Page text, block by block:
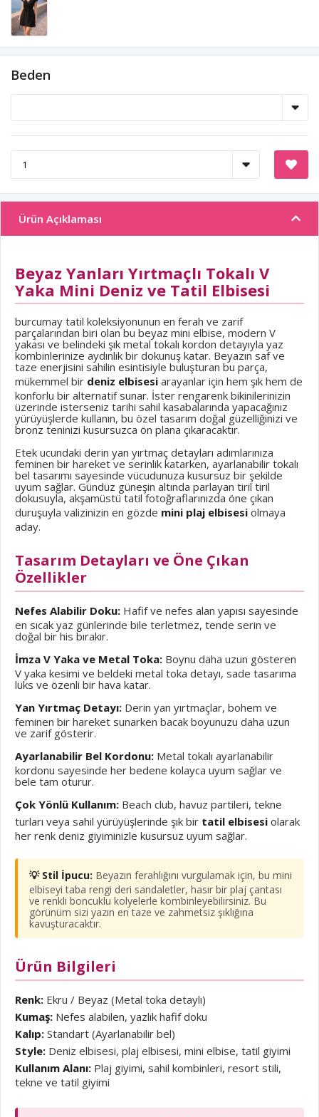
Beden
Ürün Açıklaması
Beyaz Yanları Yırtmaçlı Tokalı V
Yaka Mini Deniz ve Tatil Elbisesi
burcumay tatil koleksiyonunun en ferah ve zarif
parçalarından biri olan bu beyaz mini elbise, modern V
yakası ve belindeki şık metal tokalı kordon detayıyla yaz
kombinlerinize aydınlık bir dokunuş katar. Beyazın saf ve
taze enerjisini sahilin esintisiyle buluşturan bu parça,
mükemmel bir deniz elbisesi arayanlar için hem şık hem de
konforlu bir alternatif sunar. İster rengarenk bikinilerinizin
üzerinde isterseniz tarihi sahil kasabalarında yapacağınız
yürüyüşlerde kullanın, bu özel tasarım doğal güzelliğinizi ve
bronz teninizi kusursuzca ön plana çıkaracaktır.
Etek ucundaki derin yan yırtmaç detayları adımlarınıza
feminen bir hareket ve serinlik katarken, ayarlanabilir tokalı
bel tasarımı sayesinde vücudunuza kusursuz bir şekilde
uyum sağlar. Gündüz güneşin altında parlayan tiril tiril
dokusuyla, akşamüstü tatil fotoğraflarınızda öne çıkan
duruşuyla valizinizin en gözde mini plaj elbisesi olmaya
aday.
Tasarım Detayları ve Öne Çıkan
Özellikler
Nefes Alabilir Doku: Hafif ve nefes alan yapısı sayesinde
en sıcak yaz günlerinde bile terletmez, tende serin ve
doğal bir his bırakır.
İmza V Yaka ve Metal Toka: Boynu daha uzun gösteren
V yaka kesimi ve beldeki metal toka detayı, sade tasarıma
lüks ve özenli bir hava katar.
Yan Yırtmaç Detayı: Derin yan yırtmaçlar, bohem ve
feminen bir hareket sunarken bacak boyunuzu daha uzun
ve zarif gösterir.
Ayarlanabilir Bel Kordonu: Metal tokalı ayarlanabilir
kordonu sayesinde her bedene kolayca uyum sağlar ve
bele tam oturur.
Çok Yönlü Kullanım: Beach club, havuz partileri, tekne
turları veya sahil yürüyüşlerinde şık bir tatil elbisesi olarak
her renk deniz giyiminizle kusursuz uyum sağlar.
💡 Stil İpucu: Beyazın ferahlığını vurgulamak için, bu mini
elbiseyi taba rengi deri sandaletler, hasır bir plaj çantası
ve renkli boncuklu kolyelerle kombinleyebilirsiniz. Bu
görünüm sizi yazın en taze ve zahmetsiz şıklığına
kavuşturacaktır.
Ürün Bilgileri
Renk: Ekru / Beyaz (Metal toka detaylı)
Kumaş: Nefes alabilen, yazlık hafif doku
Kalıp: Standart (Ayarlanabilir bel)
Style: Deniz elbisesi, plaj elbisesi, mini elbise, tatil giyimi
Kullanım Alanı: Plaj giyimi, sahil kombinleri, resort stili,
tekne ve tatil giyimi